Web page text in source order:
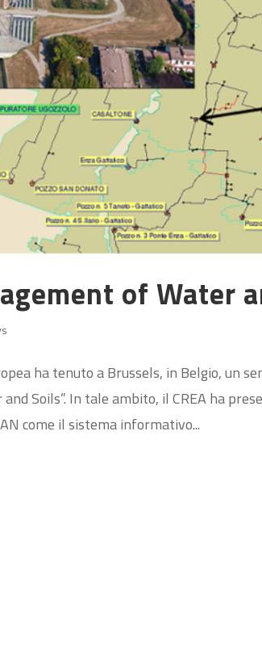
of Water
ha tenuto a Brussels, in Belgio, un
Soils”. In tale ambito, il CREA ha
come il sistema informativo...